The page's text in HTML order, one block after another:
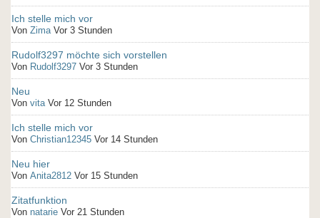
Ich stelle mich vor
Von Zima Vor 3 Stunden
Rudolf3297 möchte sich vorstellen
Von Rudolf3297 Vor 3 Stunden
Neu
Von vita Vor 12 Stunden
Ich stelle mich vor
Von Christian12345 Vor 14 Stunden
Neu hier
Von Anita2812 Vor 15 Stunden
Zitatfunktion
Von natarie Vor 21 Stunden